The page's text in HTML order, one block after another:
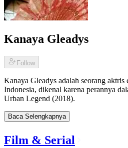
Kanaya Gleadys
Follow
Kanaya Gleadys adalah seorang aktris
Indonesia, dikenal karena perannya
Urban Legend (2018).
Baca Selengkapnya
Film & Serial